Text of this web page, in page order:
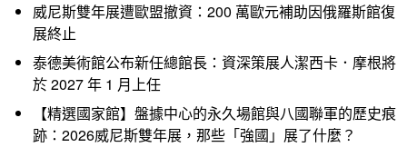
威尼斯雙年展遭歐盟撤資：200 萬歐元補助因俄羅斯館復
展終止
泰德美術館公布新任總館長：資深策展人潔西卡．摩根將
於 2027 年 1 月上任
【精選國家館】盤據中心的永久場館與八國聯軍的歷史痕
跡：2026威尼斯雙年展，那些「強國」展了什麼？